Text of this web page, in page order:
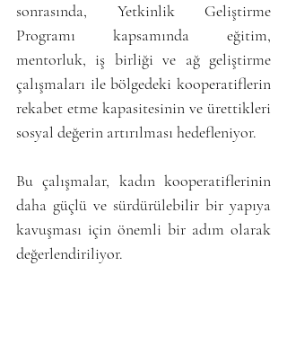
sonrasında, Yetkinlik Geliştirme
Programı kapsamında eğitim,
mentorluk, iş birliği ve ağ geliştirme
çalışmaları ile bölgedeki kooperatiflerin
rekabet etme kapasitesinin ve ürettikleri
sosyal değerin artırılması hedefleniyor.
Bu çalışmalar, kadın kooperatiflerinin
daha güçlü ve sürdürülebilir bir yapıya
kavuşması için önemli bir adım olarak
değerlendiriliyor.